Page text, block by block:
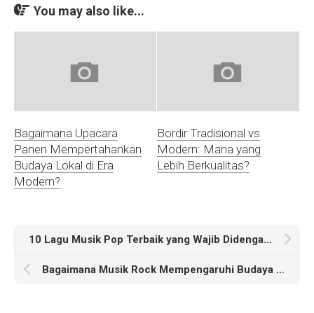
You may also like...
Bagaimana Upacara
Panen Mempertahankan
Budaya Lokal di Era
Modern?
Bordir Tradisional vs
Modern: Mana yang
Lebih Berkualitas?
10 Lagu Musik Pop Terbaik yang Wajib Didengar di Tahun 2023
Bagaimana Musik Rock Mempengaruhi Budaya Populer di Indonesia?